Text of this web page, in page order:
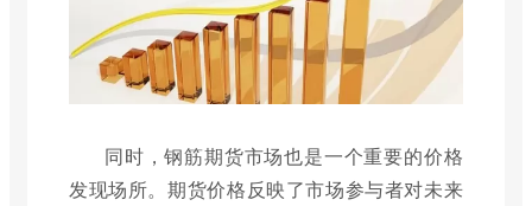
同时，钢筋期货市场也是一个重要的价格
发现场所。期货价格反映了市场参与者对未来